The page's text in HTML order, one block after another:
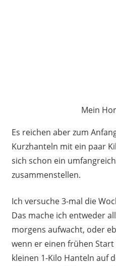
Mein
Es reichen aber zum
Kurzhanteln mit ein paar
sich schon ein
zusammenstellen.
Ich versuche 3-mal die
Das mache ich entweder
morgens aufwacht, oder
wenn er einen frühen
kleinen 1-Kilo Hanteln auf